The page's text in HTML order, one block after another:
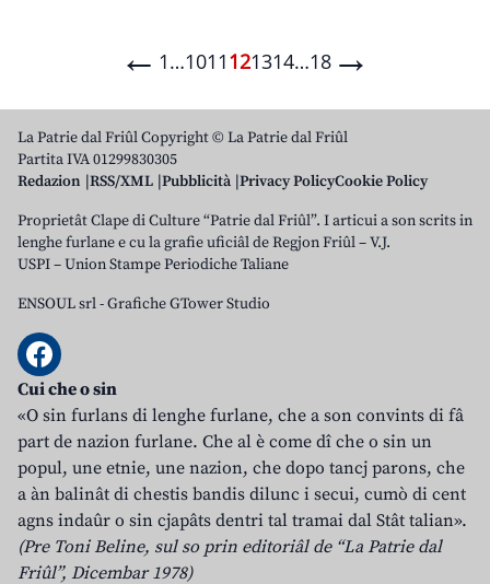
← 1…1011121314…18 →
La Patrie dal Friûl Copyright © La Patrie dal Friûl
Partita IVA 01299830305
Redazion RSS/XML Pubblicità Privacy PolicyCookie Policy
Proprietât Clape di Culture “Patrie dal Friûl”. I articui a son scrits in
lenghe furlane e cu la grafie uficiâl de Regjon Friûl – V.J.
USPI – Union Stampe Periodiche Taliane
ENSOUL srl-Grafiche GTower Studio
Cui che o sin
«O sin furlans di lenghe furlane, che a son convints di fâ
part de nazion furlane. Che al è come dî che o sin un
popul, une etnie, une nazion, che dopo tancj parons, che
a àn balinât di chestis bandis dilunc i secui, cumò di cent
agns indaûr o sin cjapâts dentri tal tramai dal Stât talian».
(Pre Toni Beline, sul so prin editoriâl de “La Patrie dal
Friûl”, Dicembar 1978)